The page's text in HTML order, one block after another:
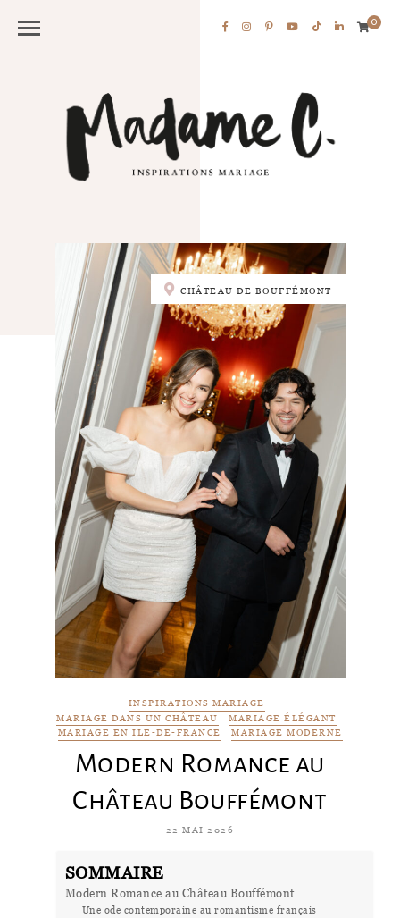
0
CHÂTEAU DE BOUFFÉMONT
INSPIRATIONS MARIAGE
MARIAGE DANS UN CHÂTEAU
MARIAGE ÉLÉGANT
MARIAGE EN ILE-DE-FRANCE
MARIAGE MODERNE
Modern Romance au
Château Bouffémont
22 MAI 2026
SOMMAIRE
Modern Romance au Château Bouffémont
Une ode contemporaine au romantisme français